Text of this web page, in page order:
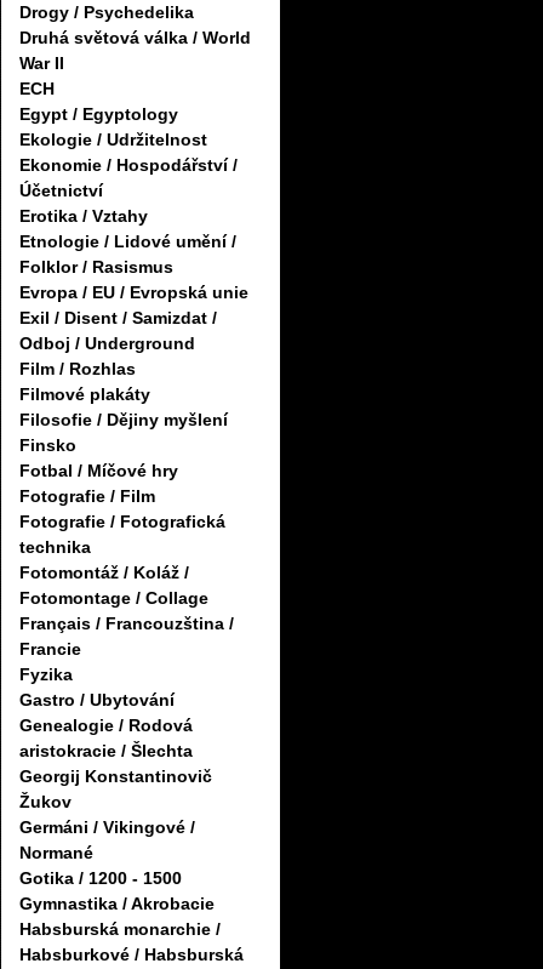
Drogy / Psychedelika
Druhá světová válka / World
War II
ECH
Egypt / Egyptology
Ekologie / Udržitelnost
Ekonomie / Hospodářství /
Účetnictví
Erotika / Vztahy
Etnologie / Lidové umění /
Folklor / Rasismus
Evropa / EU / Evropská unie
Exil / Disent / Samizdat /
Odboj / Underground
Film / Rozhlas
Filmové plakáty
Filosofie / Dějiny myšlení
Finsko
Fotbal / Míčové hry
Fotografie / Film
Fotografie / Fotografická
technika
Fotomontáž / Koláž /
Fotomontage / Collage
Français / Francouzština /
Francie
Fyzika
Gastro / Ubytování
Genealogie / Rodová
aristokracie / Šlechta
Georgij Konstantinovič
Žukov
Germáni / Vikingové /
Normané
Gotika / 1200 - 1500
Gymnastika / Akrobacie
Habsburská monarchie /
Habsburkové / Habsburská